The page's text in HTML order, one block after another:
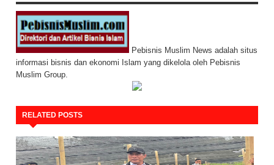
Pebisnis Muslim News adalah situs
informasi bisnis dan ekonomi Islam yang dikelola oleh Pebisnis
Muslim Group.
RELATED POSTS